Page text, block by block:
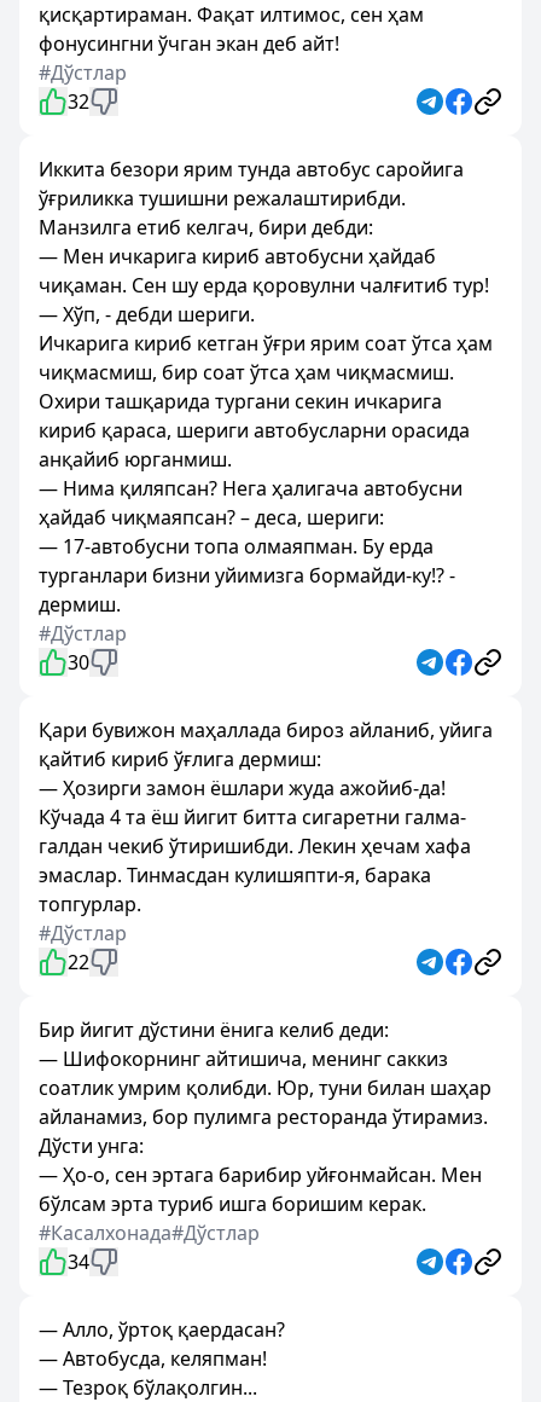
қисқартираман. Фақат илтимос, сен ҳам
фонусингни ўчган экан деб айт!
#Дўстлар
32
Иккита безори ярим тунда автобус саройига
ўғриликка тушишни режалаштирибди.
Манзилга етиб келгач, бири дебди:
— Мен ичкарига кириб автобусни ҳайдаб
чиқаман. Сен шу ерда қоровулни чалғитиб тур!
— Хўп, - дебди шериги.
Ичкарига кириб кетган ўғри ярим соат ўтса ҳам
чиқмасмиш, бир соат ўтса ҳам чиқмасмиш.
Охири ташқарида тургани секин ичкарига
кириб қараса, шериги автобусларни орасида
анқайиб юрганмиш.
— Нима қиляпсан? Нега ҳалигача автобусни
ҳайдаб чиқмаяпсан? – деса, шериги:
— 17-автобусни топа олмаяпман. Бу ерда
турганлари бизни уйимизга бормайди-ку!? -
дермиш.
#Дўстлар
30
Қари бувижон маҳаллада бироз айланиб, уйига
қайтиб кириб ўғлига дермиш:
— Ҳозирги замон ёшлари жуда ажойиб-да!
Кўчада 4 та ёш йигит битта сигаретни галма-
галдан чекиб ўтиришибди. Лекин ҳечам хафа
эмаслар. Тинмасдан кулишяпти-я, барака
топгурлар.
#Дўстлар
22
Бир йигит дўстини ёнига келиб деди:
— Шифокорнинг айтишича, менинг саккиз
соатлик умрим қолибди. Юр, туни билан шаҳар
айланамиз, бор пулимга ресторанда ўтирамиз.
Дўсти унга:
— Ҳо-о, сен эртага барибир уйғонмайсан. Мен
бўлсам эрта туриб ишга боришим керак.
#Касалхонада#Дўстлар
34
— Алло, ўртоқ қаердасан?
— Автобусда, келяпман!
— Тезроқ бўлақолгин...